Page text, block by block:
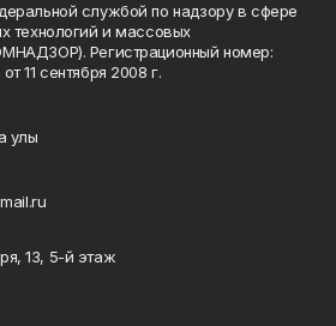
службой по надзору в сфере
технологий и массовых
Регистрационный номер:
11 сентября 2008 г.
улы
13, 5-й этаж